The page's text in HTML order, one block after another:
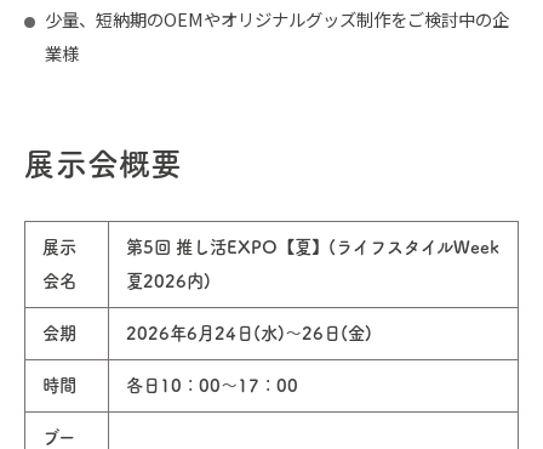
少量、短納期のOEMやオリジナルグッズ制作をご検討中の企
業様
展示会概要
展示
会名
第5回 推し活EXPO【夏】(ライフスタイルWeek
夏2026内)
会期 2026年6月24日(水)〜26日(金)
時間 各日10：00～17：00
ブー